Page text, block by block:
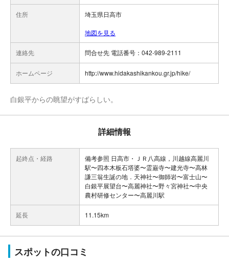
住所 埼玉県日高市
地図を見る
連絡先 問合せ先 電話番号：042-989-2111
ホームページ http://www.hidakashikankou.gr.jp/hike/
白銀平からの眺望がすばらしい。
詳細情報
起終点・経路
備考参照 日高市・ＪＲ八高線，川越線高麗川
駅〜四本木板石塔婆〜霊巌寺〜建光寺〜高林
謙三翁生誕の地．天神社〜御師岩〜富士山〜
白銀平展望台〜高麗神社〜野々宮神社〜中央
農村研修センター〜高麗川駅
延長 11.15km
スポットの口コミ